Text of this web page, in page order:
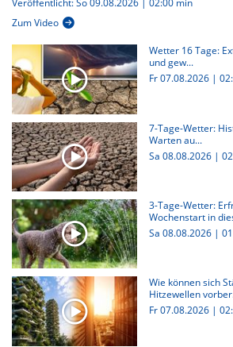
Veröffentlicht: So 09.08.2026 | 02:00 min
Zum Video
Wetter 16 Tage:
und gew...
Fr 07.08.2026 |
7-Tage-Wetter:
Warten au...
Sa 08.08.2026 |
3-Tage-Wetter:
Wochenstart in
Sa 08.08.2026 |
Wie können sich
Hitzewellen
Fr 07.08.2026 |